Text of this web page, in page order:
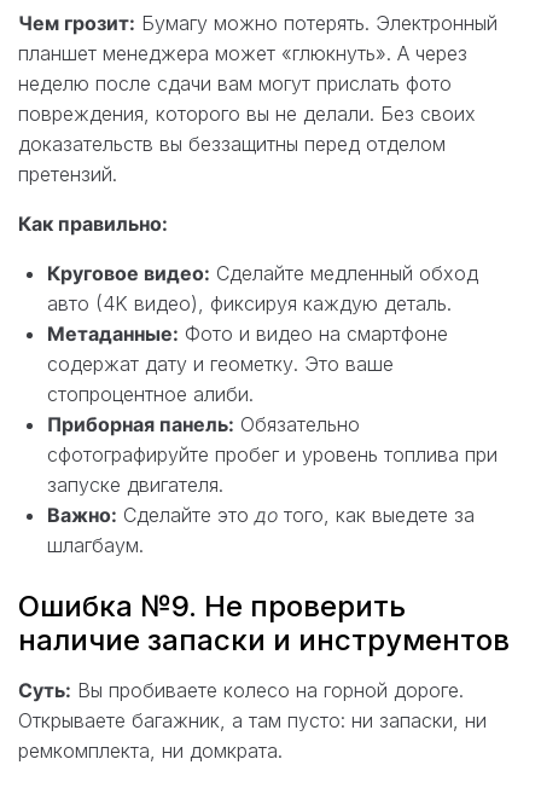
Чем грозит: Бумагу можно потерять. Электронный
планшет менеджера может «глюкнуть». А через
неделю после сдачи вам могут прислать фото
повреждения, которого вы не делали. Без своих
доказательств вы беззащитны перед отделом
претензий.
Как правильно:
Круговое видео: Сделайте медленный обход
авто (4K видео), фиксируя каждую деталь.
Метаданные: Фото и видео на смартфоне
содержат дату и геометку. Это ваше
стопроцентное алиби.
Приборная панель: Обязательно
сфотографируйте пробег и уровень топлива при
запуске двигателя.
Важно: Сделайте этодо того, как выедете за
шлагбаум.
Ошибка №9. Не проверить
наличие запаски и инструментов
Суть: Вы пробиваете колесо на горной дороге.
Открываете багажник, а там пусто: ни запаски, ни
ремкомплекта, ни домкрата.